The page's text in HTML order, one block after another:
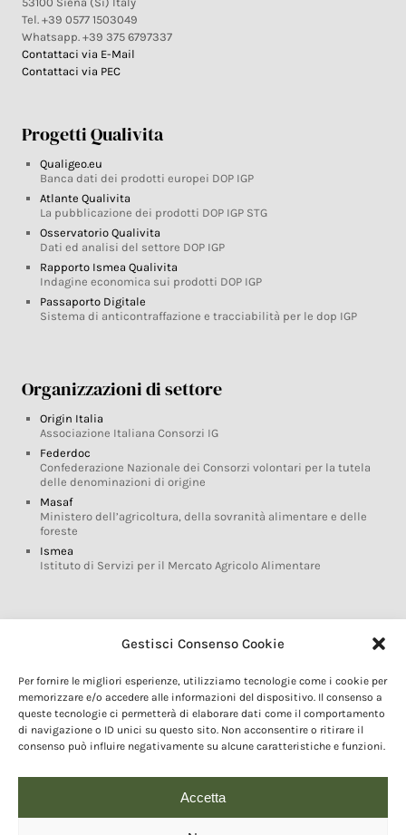
Gestisci Consenso Cookie
Per fornire le migliori esperienze, utilizziamo tecnologie come i cookie per
memorizzare e/o accedere alle informazioni del dispositivo. Il consenso a
queste tecnologie ci permetterà di elaborare dati come il comportamento
di navigazione o ID unici su questo sito. Non acconsentire o ritirare il
consenso può influire negativamente su alcune caratteristiche e funzioni.
Accetta
Tel. +39 0577 1503049
Whatsapp. +39 375 6797337
Contattaci via E-Mail
Contattaci via PEC
Progetti Qualivita
Qualigeo.eu
Banca dati dei prodotti europei DOP IGP
Atlante Qualivita
La pubblicazione dei prodotti DOP IGP STG
Osservatorio Qualivita
Dati ed analisi del settore DOP IGP
Rapporto Ismea Qualivita
Indagine economica sui prodotti DOP IGP
Passaporto Digitale
Sistema di anticontraffazione e tracciabilità per le dop IGP
Organizzazioni di settore
Origin Italia
Associazione Italiana Consorzi IG
Federdoc
Confederazione Nazionale dei Consorzi volontari per la tutela
delle denominazioni di origine
Masaf
Ministero dell’agricoltura, della sovranità alimentare e delle
foreste
Ismea
Istituto di Servizi per il Mercato Agricolo Alimentare
Glossario DOP IGP
Marchi DOP IGP
Normativa prodotti DOP IGP
Consorzi di Tutela
Farm To Fork e prodotti DOP IGP